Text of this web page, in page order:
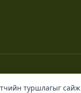
туршлагыг